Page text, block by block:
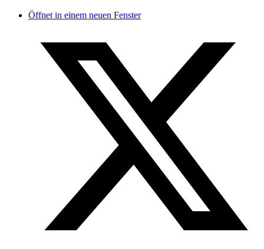
Öffnet in einem neuen Fenster